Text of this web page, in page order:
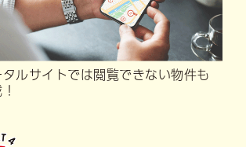
ルサイトでは閲覧できない物件も